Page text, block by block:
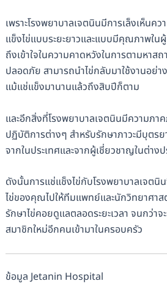
เพราะโรงพยาบาลเจตนินมีการเล็งเห็นค
แข็งไข่แบบระยะยาวและแบบมีคุณภาพใน
ถึงเข้าใจในความคาดหวังในการตามหาส
ปลอดภัย สามารถนำไข่กลับมาใช้งานอย่
แม้แช่แข็งมานานแล้วถึงสิบปีก็ตาม
และอีกสิ่งที่โรงพยาบาลเจตนินมีความภา
ปฏิบัติการต่างๆ สำหรับรักษาภาวะมีบุตร
จากในประเทศและจากผู้เชี่ยวชาญในต่างป
ดังนั้นการแช่แช็งไข่กับโรงพยาบาลเจตนิ
ไข่ของคุณไปให้ทีมแพทย์และนักวิทยาศา
รักษาไข่คอยดูแลตลอดระยะเวลา จนกว่
สมาชิกใหม่อีกคนเข้ามาในครอบครัว
ข้อมูล Jetanin Hospital